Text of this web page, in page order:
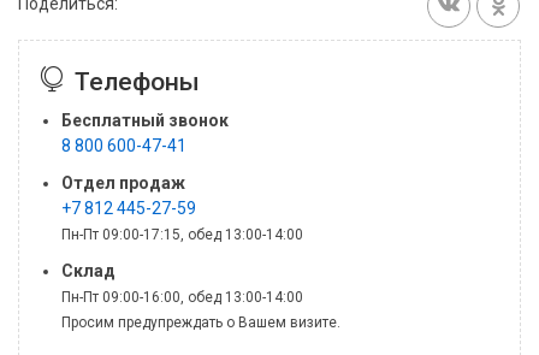
Телефоны
Бесплатный звонок
8 800 600-47-41
Отдел продаж
+7 812 445-27-59
Пн-Пт 09:00-17:15, обед 13:00-14:00
Склад
Пн-Пт 09:00-16:00, обед 13:00-14:00
Просим предупреждать о Вашем визите.